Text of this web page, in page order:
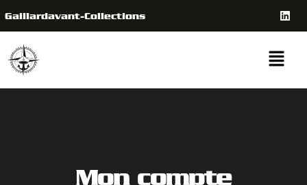
Gaillardavant-Collections
Mon compte